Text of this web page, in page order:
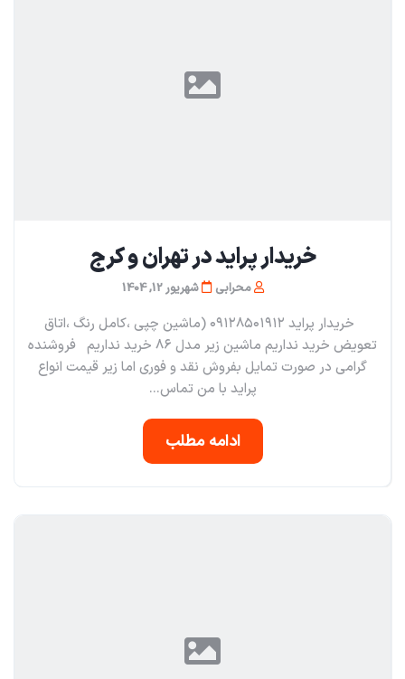
خریدار پراید در تهران و کرج
محرابی شهریور 12, 1404
خریدار پراید ۰۹۱۲۸۵۰۱۹۱۲ (ماشین چپی ،کامل رنگ ،اتاق
تعویض خرید نداریم ماشین زیر مدل ۸۶ خرید نداریم فروشنده
گرامی در صورت تمایل بفروش نقد و فوری اما زیر قیمت انواع
پراید با من تماس...
ادامه مطلب